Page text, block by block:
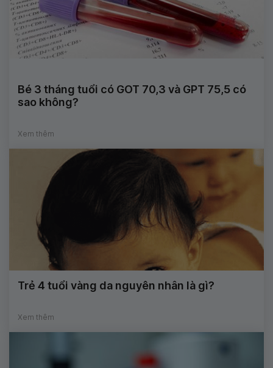
Bé 3 tháng tuổi có GOT 70,3 và GPT 75,5 có
sao không?
Xem thêm
Trẻ 4 tuổi vàng da nguyên nhân là gì?
Xem thêm